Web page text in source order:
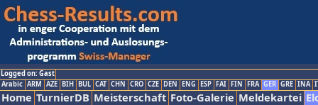
Logged on: Gast
Arabic ARM AZE BIH BUL CAT CHN CRO CZE DEN ENG ESP FAI FIN FRA GER GRE INA
Home TurnierDB Meisterschaft Foto-Galerie Meldekartei